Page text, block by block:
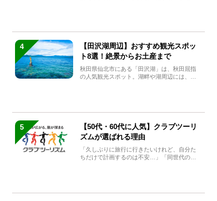
4
【田沢湖周辺】おすすめ観光スポッ
ト8選！絶景からお土産まで
秋田県仙北市にある「田沢湖」は、秋田屈指
の人気観光スポット。湖畔や湖周辺には、田
5
【50代・60代に人気】クラブツーリ
ズムが選ばれる理由
「久しぶりに旅行に行きたいけれど、自分た
ちだけで計画するのは不安…」「同世代の方